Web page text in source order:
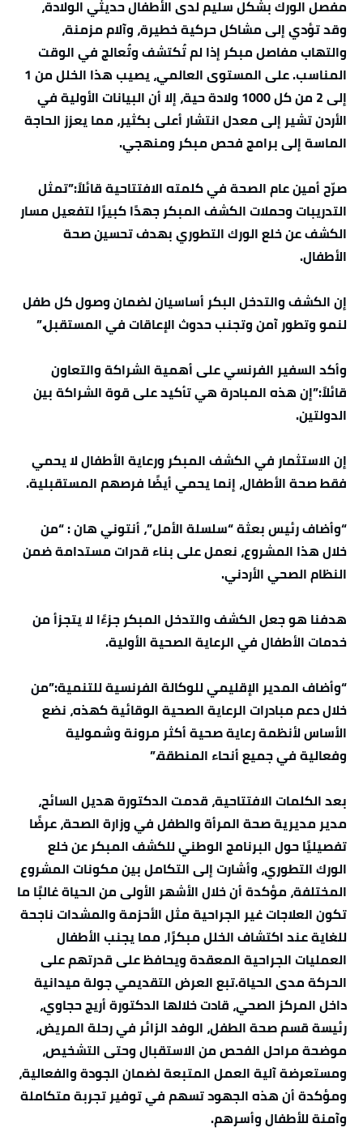
مفصل الورك بشكل سليم لدى الأطفال حديثي الولادة،
وقد تؤدي إلى مشاكل حركية خطيرة، وآلام مزمنة،
والتهاب مفاصل مبكر إذا لم تُكتشف وتُعالج في الوقت
المناسب. على المستوى العالمي، يصيب هذا الخلل من 1
إلى 2 من كل 1000 ولادة حية، إلا أن البيانات الأولية في
الأردن تشير إلى معدل انتشار أعلى بكثير، مما يعزز الحاجة
الماسة إلى برامج فحص مبكر ومنهجي.
صرّح أمين عام الصحة في كلمته الافتتاحية قائلاً:”تمثل
التدريبات وحملات الكشف المبكر جهدًا كبيرًا لتفعيل مسار
الكشف عن خلع الورك التطوري بهدف تحسين صحة
الأطفال.
إن الكشف والتدخل البكر أساسيان لضمان وصول كل طفل
لنمو وتطور آمن وتجنب حدوث الإعاقات في المستقبل.”
وأكد السفير الفرنسي على أهمية الشراكة والتعاون
قائلاً:”إن هذه المبادرة هي تأكيد على قوة الشراكة بين
الدولتين.
إن الاستثمار في الكشف المبكر ورعاية الأطفال لا يحمي
فقط صحة الأطفال، إنما يحمي أيضًا فرصهم المستقبلية.
“وأضاف رئيس بعثة “سلسلة الأمل”، أنتوني هان : “من
خلال هذا المشروع، نعمل على بناء قدرات مستدامة ضمن
النظام الصحي الأردني.
هدفنا هو جعل الكشف والتدخل المبكر جزءًا لا يتجزأ من
خدمات الأطفال في الرعاية الصحية الأولية.
“وأضاف المدير الإقليمي للوكالة الفرنسية للتنمية:”من
خلال دعم مبادرات الرعاية الصحية الوقائية كهذه، نضع
الأساس لأنظمة رعاية صحية أكثر مرونة وشمولية
وفعالية في جميع أنحاء المنطقة.”
بعد الكلمات الافتتاحية، قدمت الدكتورة هديل السائح،
مدير مديرية صحة المرأة والطفل في وزارة الصحة، عرضًا
تفصيليًا حول البرنامج الوطني للكشف المبكر عن خلع
الورك التطوري، وأشارت إلى التكامل بين مكونات المشروع
المختلفة، مؤكدة أن خلال الأشهر الأولى من الحياة غالبًا ما
تكون العلاجات غير الجراحية مثل الأحزمة والمشدات ناجحة
للغاية عند اكتشاف الخلل مبكرًا، مما يجنب الأطفال
العمليات الجراحية المعقدة ويحافظ على قدرتهم على
الحركة مدى الحياة.تبع العرض التقديمي جولة ميدانية
داخل المركز الصحي، قادت خلالها الدكتورة أريج حجاوي،
رئيسة قسم صحة الطفل، الوفد الزائر في رحلة المريض،
موضحة مراحل الفحص من الاستقبال وحتى التشخيص،
ومستعرضة آلية العمل المتبعة لضمان الجودة والفعالية،
ومؤكدة أن هذه الجهود تسهم في توفير تجربة متكاملة
وآمنة للأطفال وأسرهم.